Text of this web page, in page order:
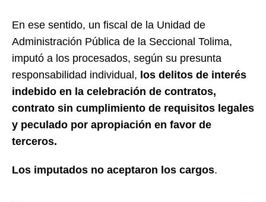
En ese sentido, un fiscal de la Unidad de
Administración Pública de la Seccional Tolima,
imputó a los procesados, según su presunta
responsabilidad individual, los delitos de interés
indebido en la celebración de contratos,
contrato sin cumplimiento de requisitos legales
y peculado por apropiación en favor de
terceros.
Los imputados no aceptaron los cargos.